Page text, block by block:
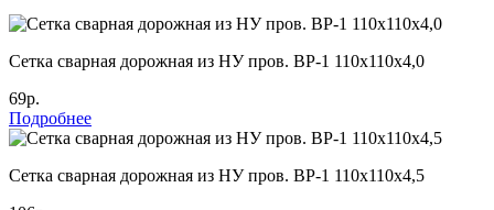
Cетка сварная дорожная из НУ пров. ВР-1 110х110х4,0
69р.
Подробнее
Cетка сварная дорожная из НУ пров. ВР-1 110х110х4,5